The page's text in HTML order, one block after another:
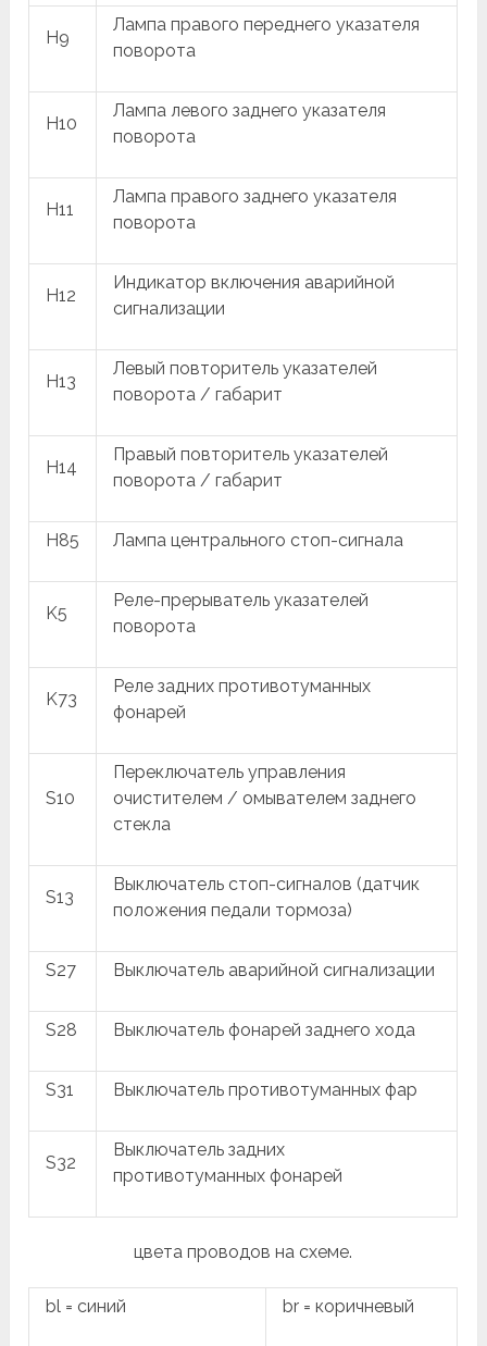
H9
Лампа правого переднего указателя
поворота
H10
Лампа левого заднего указателя
поворота
H11
Лампа правого заднего указателя
поворота
H12
Индикатор включения аварийной
сигнализации
H13
Левый повторитель указателей
поворота / габарит
H14
Правый повторитель указателей
поворота / габарит
H85 Лампа центрального стоп-сигнала
K5
Реле-прерыватель указателей
поворота
K73
Реле задних противотуманных
фонарей
S10
Переключатель управления
очистителем / омывателем заднего
стекла
S13
Выключатель стоп-сигналов (датчик
положения педали тормоза)
S27 Выключатель аварийной сигнализации
S28 Выключатель фонарей заднего хода
S31 Выключатель противотуманных фар
S32
Выключатель задних
противотуманных фонарей
цвета проводов на схеме.
bl = синий br = коричневый